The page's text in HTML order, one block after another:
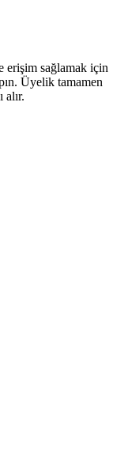
erişim sağlamak için
Üyelik tamamen
alır.